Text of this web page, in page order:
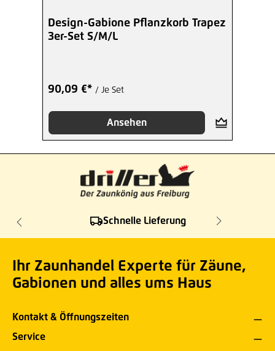
Design-Gabione Pflanzkorb Trapez
3er-Set S/M/L
90,09 €* / Je Set
Ansehen
Schnelle Lieferung
Ihr Zaunhandel Experte für Zäune,
Gabionen und alles ums Haus
Kontakt & Öffnungszeiten
Service